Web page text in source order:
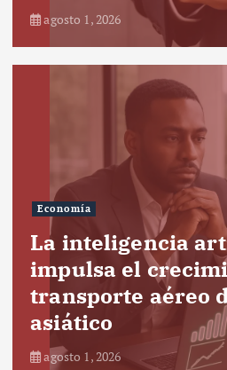
agosto 1, 2026
Economía
La inteligencia
impulsa el
transporte aéreo
asiático
agosto 1, 2026